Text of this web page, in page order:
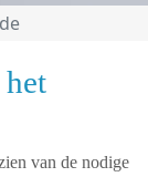
van de nodige